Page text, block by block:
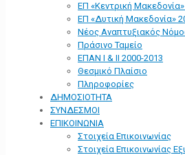
ΕΠ «Kεντρική
ΕΠ «Δυτική Μακεδονία»
Νέος Αναπτυξιακός
Πράσινο Ταμείο
ΕΠΑΝ Ι & ΙΙ 2000-2013
Θεσμικό Πλαίσιο
Πληροφορίες
ΔΗΜΟΣΙΟΤΗΤΑ
ΣΥΝΔΕΣΜΟΙ
ΕΠΙΚΟΙΝΩΝΙΑ
Στοιχεία Επικοινωνίας
Στοιχεία Επικοινωνίας